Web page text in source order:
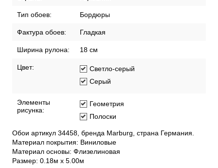
Тип обоев: Бордюры
Фактура обоев: Гладкая
Ширина рулона: 18 см
Цвет:
Светло-серый
Серый
Элементы
рисунка:
Геометрия
Полоски
Обои артикул 34458, бренда Marburg, страна Германия.
Материал покрытия: Виниловые
Материал основы: Флизелиновая
Размер: 0.18м х 5.00м